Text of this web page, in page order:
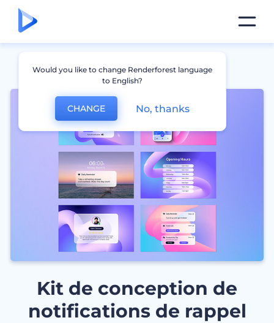
Kit de conception de
notifications de rappel
Would you like to change Renderforest language
to English?
CHANGE No, thanks